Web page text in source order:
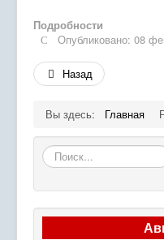
Подробности
Опубликовано: 08
Назад
Вы здесь: Главная
Искать...